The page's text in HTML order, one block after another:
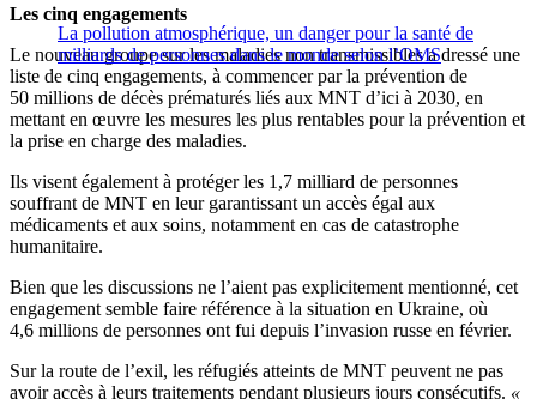
La pollution atmosphérique, un danger pour la santé de
milliards de personnes dans le monde selon l’OMS
Les cinq engagements
Le nouveau groupe sur les maladies non transmissibles a dressé une
liste de cinq engagements, à commencer par la prévention de
50 millions de décès prématurés liés aux MNT d’ici à 2030, en
mettant en œuvre les mesures les plus rentables pour la prévention et
la prise en charge des maladies.
Ils visent également à protéger les 1,7 milliard de personnes
souffrant de MNT en leur garantissant un accès égal aux
médicaments et aux soins, notamment en cas de catastrophe
humanitaire.
Bien que les discussions ne l’aient pas explicitement mentionné, cet
engagement semble faire référence à la situation en Ukraine, où
4,6 millions de personnes ont fui depuis l’invasion russe en février.
Sur la route de l’exil, les réfugiés atteints de MNT peuvent ne pas
avoir accès à leurs traitements pendant plusieurs jours consécutifs. «